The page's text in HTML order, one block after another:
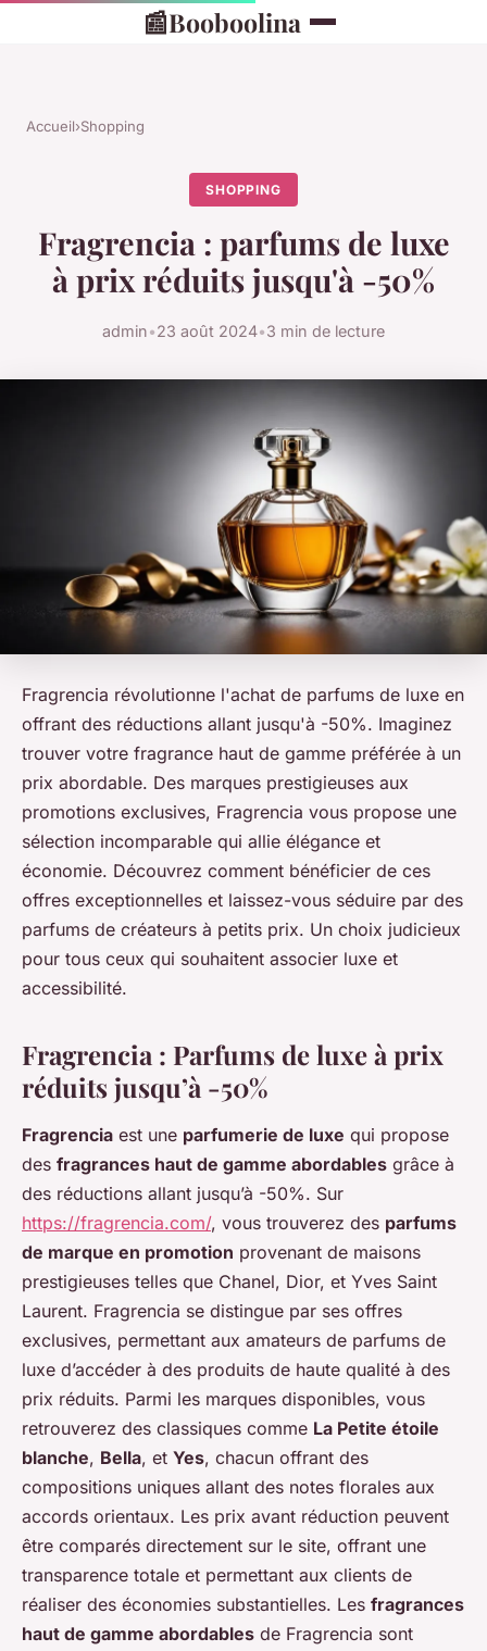
📰Booboolina
Accueil›Shopping
SHOPPING
Fragrencia : parfums de luxe
à prix réduits jusqu'à -50%
admin•23 août 2024•3 min de lecture
Fragrencia révolutionne l'achat de parfums de luxe en
offrant des réductions allant jusqu'à -50%. Imaginez
trouver votre fragrance haut de gamme préférée à un
prix abordable. Des marques prestigieuses aux
promotions exclusives, Fragrencia vous propose une
sélection incomparable qui allie élégance et
économie. Découvrez comment bénéficier de ces
offres exceptionnelles et laissez-vous séduire par des
parfums de créateurs à petits prix. Un choix judicieux
pour tous ceux qui souhaitent associer luxe et
accessibilité.
Fragrencia : Parfums de luxe à prix
réduits jusqu’à -50%
Fragrencia est une parfumerie de luxe qui propose
des fragrances haut de gamme abordables grâce à
des réductions allant jusqu’à -50%. Sur
https://fragrencia.com/, vous trouverez des parfums
de marque en promotion provenant de maisons
prestigieuses telles que Chanel, Dior, et Yves Saint
Laurent. Fragrencia se distingue par ses offres
exclusives, permettant aux amateurs de parfums de
luxe d’accéder à des produits de haute qualité à des
prix réduits. Parmi les marques disponibles, vous
retrouverez des classiques comme La Petite étoile
blanche, Bella, et Yes, chacun offrant des
compositions uniques allant des notes florales aux
accords orientaux. Les prix avant réduction peuvent
être comparés directement sur le site, offrant une
transparence totale et permettant aux clients de
réaliser des économies substantielles. Les fragrances
haut de gamme abordables de Fragrencia sont